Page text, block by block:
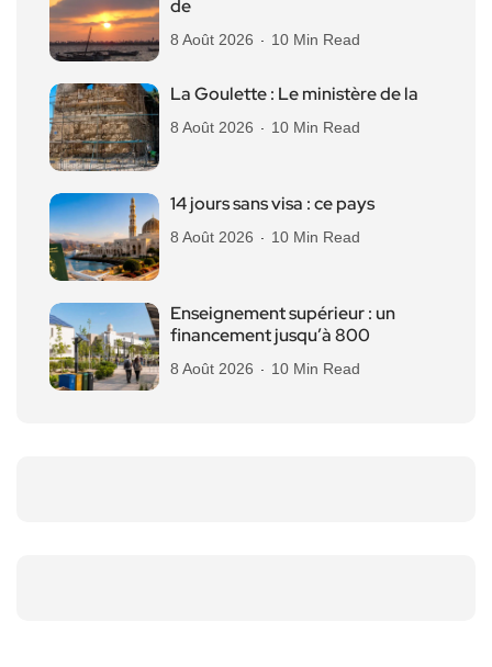
de
8 Août 2026 10 Min Read
La Goulette : Le ministère de la
8 Août 2026 10 Min Read
14 jours sans visa : ce pays
8 Août 2026 10 Min Read
Enseignement supérieur : un
financement jusqu’à 800
8 Août 2026 10 Min Read